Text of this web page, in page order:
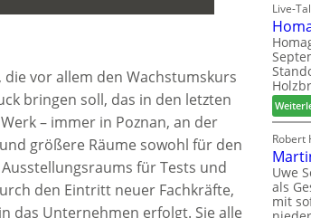
vor allem den Wachstumskurs
bringen soll, das in den letzten
– immer in Poznan, an der
größere Räume sowohl für den
für Tests und
den Eintritt neuer Fachkräfte,
das Unternehmen erfolgt. Sie alle
lf
e
s
t
r
a
-
Live-
Robert
Uwe
als
mit